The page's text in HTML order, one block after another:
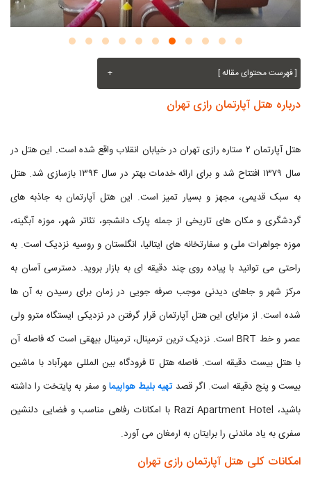
[ فهرست محتوای مقاله ] +
درباره هتل آپارتمان رازی تهران
هتل آپارتمان ۲ ستاره رازی تهران در خیابان انقلاب واقع شده است. این هتل در
سال ۱۳۷۹ افتتاح شد و برای ارائه خدمات بهتر در سال ۱۳۹۴ بازسازی شد. هتل
به سبک قدیمی، مجهز و بسیار تمیز است. این هتل آپارتمان به جاذبه های
گردشگری و مکان های تاریخی از جمله پارک دانشجو، تئاتر شهر، موزه آبگینه،
موزه جواهرات ملی و سفارتخانه های ایتالیا، انگلستان و روسیه نزدیک است. به
راحتی می توانید با پیاده روی چند دقیقه ای به بازار بروید. دسترسی آسان به
مرکز شهر و جاهای دیدنی موجب صرفه جویی در زمان برای رسیدن به آن ها
شده است. از مزایای این هتل آپارتمان قرار گرفتن در نزدیکی ایستگاه مترو ولی
عصر و خط BRT است. نزدیک ترین ترمینال، ترمینال بیهقی است که فاصله آن
با هتل بیست دقیقه است. فاصله هتل تا فرودگاه بین المللی مهرآباد با ماشین
بیست و پنج دقیقه است. اگر قصد تهیه بلیط هواپیماو سفر به پایتخت را داشته
باشید، Razi Apartment Hotel با امکانات رفاهی مناسب و فضایی دلنشین
سفری به یاد ماندنی را برایتان به ارمغان می آورد.
امکانات کلی هتل آپارتمان رازی تهران